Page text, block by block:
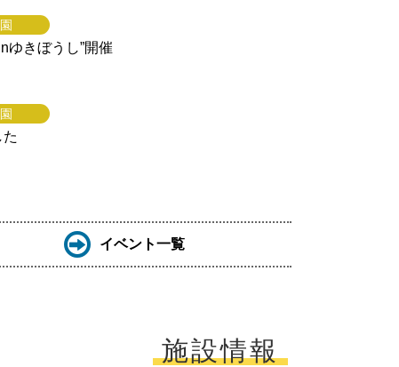
ゆきぼうし”開催
イベント一覧
施設情報